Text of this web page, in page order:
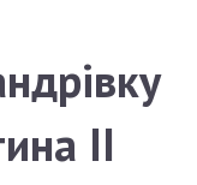
ІІ